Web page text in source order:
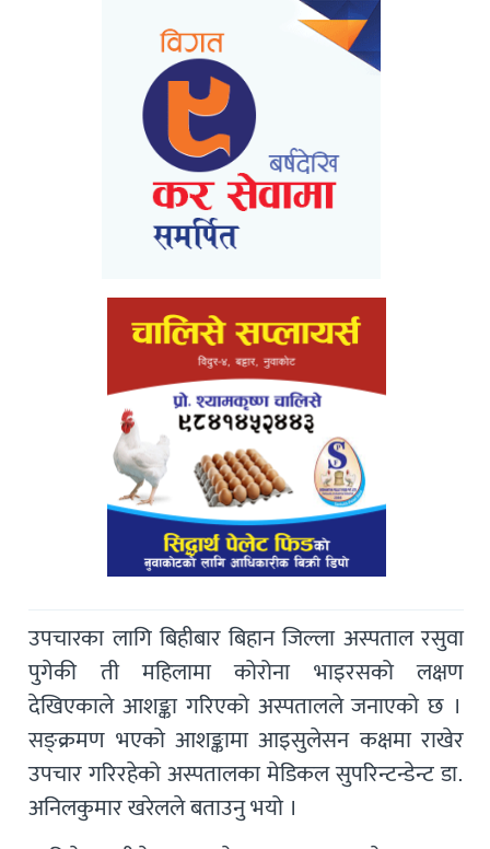
उपचारका लागि बिहीबार बिहान जिल्ला अस्पताल रसुवा
पुगेकी ती महिलामा कोरोना भाइरसको लक्षण
देखिएकाले आशङ्का गरिएको अस्पतालले जनाएकाे छ ।
सङ्क्रमण भएको आशङ्कामा आइसुलेसन कक्षमा राखेर
उपचार गरिरहेको अस्पतालका मेडिकल सुपरिन्टन्डेन्ट डा‍.
अनिलकुमार खरेलले बताउनु भयो ।